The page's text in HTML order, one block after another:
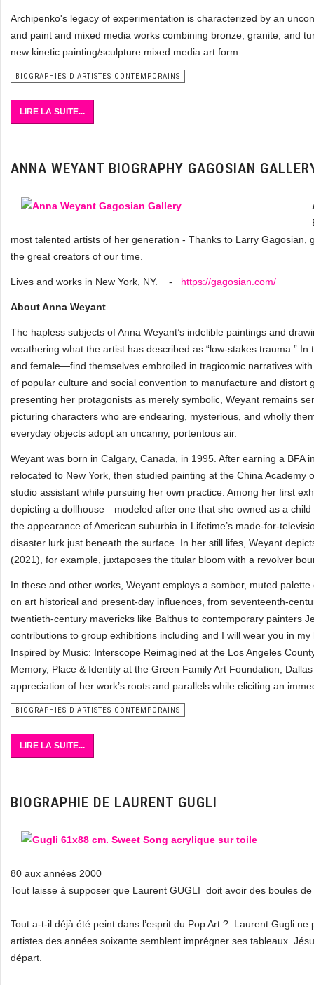
Archipenko's legacy of experimentation is characterized by an
and paint and mixed media works combining bronze, granite, and
new kinetic painting/sculpture mixed media art form.
BIOGRAPHIES D'ARTISTES CONTEMPORAINS
LIRE LA SUITE...
ANNA WEYANT BIOGRAPHY GAGOSIAN
most talented artists of her generation - Thanks to Larry
the great creators of our time.
Lives and works in New York, NY. - https://gagosian.com/
About Anna Weyant
The hapless subjects of Anna Weyant’s indelible paintings and
weathering what the artist has described as “low-stakes trauma.”
and female—find themselves embroiled in tragicomic narratives
of popular culture and social convention to manufacture and
presenting her protagonists as merely symbolic, Weyant remains
picturing characters who are endearing, mysterious, and wholly
everyday objects adopt an uncanny, portentous air.
Weyant was born in Calgary, Canada, in 1995. After earning a BFA
relocated to New York, then studied painting at the China
studio assistant while pursuing her own practice. Among her first
depicting a dollhouse—modeled after one that she owned as a
the appearance of American suburbia in Lifetime’s made-for-
disaster lurk just beneath the surface. In her still lifes, Weyant
(2021), for example, juxtaposes the titular bloom with a revolver
In these and other works, Weyant employs a somber, muted
on art historical and present-day influences, from seventeenth-
twentieth-century mavericks like Balthus to contemporary painters
contributions to group exhibitions including and I will wear you in
Inspired by Music: Interscope Reimagined at the Los Angeles
Memory, Place & Identity at the Green Family Art Foundation,
appreciation of her work’s roots and parallels while eliciting an
BIOGRAPHIES D'ARTISTES CONTEMPORAINS
LIRE LA SUITE...
BIOGRAPHIE DE LAURENT GUGLI
80 aux années 2000
Tout laisse à supposer que Laurent GUGLI doit avoir des boules
Tout a-t-il déjà été peint dans l’esprit du Pop Art ? Laurent Gugli
artistes des années soixante semblent imprégner ses tableaux.
départ.